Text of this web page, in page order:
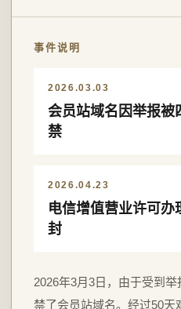
事件说明
2026.03.03
会员站域名因举报被
禁
2026.04.23
电信增值营业许可
封
2026年3月3日，由于受到
禁了会员站域名。经过50天